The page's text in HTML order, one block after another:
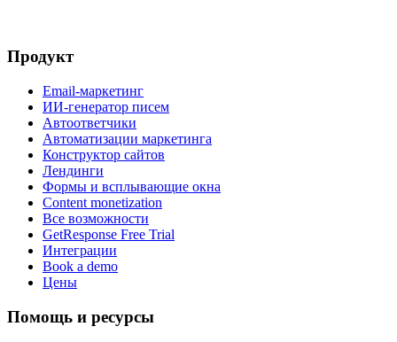
Продукт
Email-маркетинг
ИИ-генератор писем
Автоответчики
Автоматизации маркетинга
Конструктор сайтов
Лендинги
Формы и всплывающие окна
Content monetization
Все возможности
GetResponse Free Trial
Интеграции
Book a demo
Цены
Помощь и ресурсы